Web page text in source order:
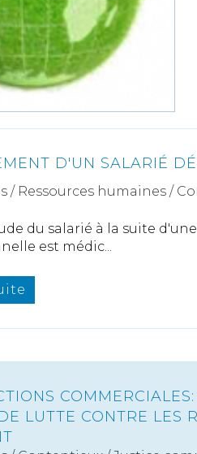
D'UN SALARIÉ
/ Ressources humaines /
du salarié à la suite
est médic...
LUTTE CONTRE LES